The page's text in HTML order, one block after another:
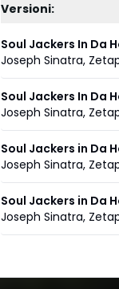
Versioni:
Soul Jackers In Da
Joseph Sinatra,
Soul Jackers In Da
Joseph Sinatra,
Soul Jackers in Da
Joseph Sinatra,
Soul Jackers in Da
Joseph Sinatra,